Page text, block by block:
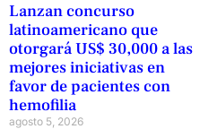
Lanzan concurso
latinoamericano que
otorgará US$ 30,000 a las
mejores iniciativas en
favor de pacientes con
hemofilia
agosto 5, 2026